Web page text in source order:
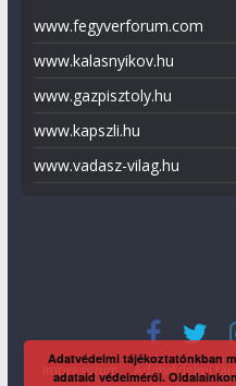
www.fegyverforum.com
www.kalasnyikov.hu
www.gazpisztoly.hu
www.kapszli.hu
www.vadasz-vilag.hu
Impresszum Adatvédelmi
Adatvédelmi tájékoztatónkban
adataid védelméről.